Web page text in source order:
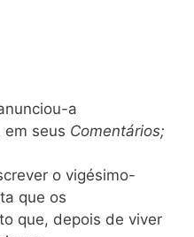
a
em seus Comentários;
o vigésimo-
que os
que, depois de viver